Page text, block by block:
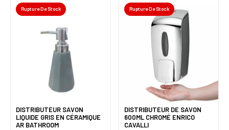
Rupture De Stock
DISTRIBUTEUR SAVON
LIQUIDE GRIS EN CÉRAMIQUE
AR BATHROOM
Rupture De Stock
DISTRIBUTEUR DE SAVON
600ML CHROMÉ ENRICO
CAVALLI